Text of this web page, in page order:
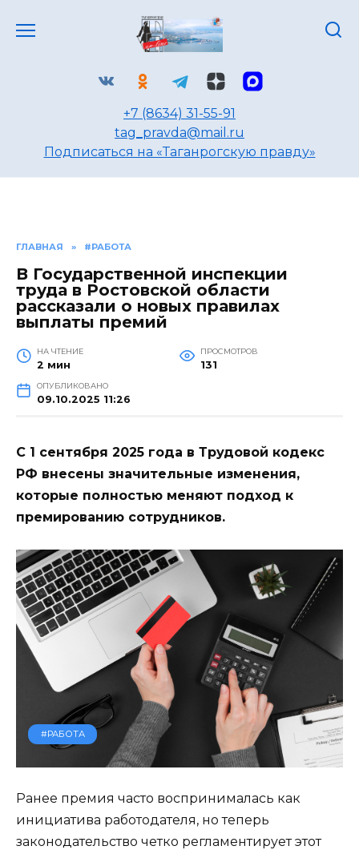
+7 (8634) 31-55-91
tag_pravda@mail.ru
Подписаться на «Таганрогскую правду»
ГЛАВНАЯ » #РАБОТА
В Государственной инспекции
труда в Ростовской области
рассказали о новых правилах
выплаты премий
НА ЧТЕНИЕ
2 мин
ПРОСМОТРОВ
131
ОПУБЛИКОВАНО
09.10.2025 11:26
С 1 сентября 2025 года в Трудовой кодекс
РФ внесены значительные изменения,
которые полностью меняют подход к
премированию сотрудников.
#РАБОТА
Ранее премия часто воспринималась как
инициатива работодателя, но теперь
законодательство четко регламентирует этот